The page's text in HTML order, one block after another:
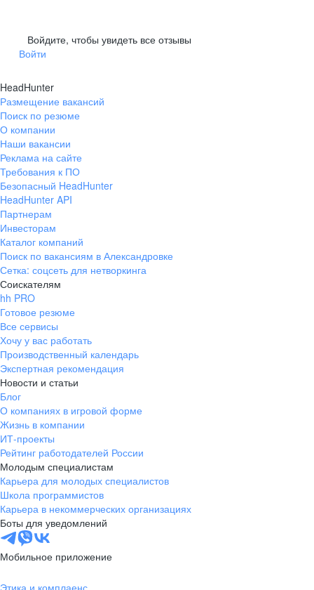
Войдите, чтобы увидеть все отзывы
Войти
HeadHunter
Размещение вакансий
Поиск по резюме
О компании
Наши вакансии
Реклама на сайте
Требования к ПО
Безопасный HeadHunter
HeadHunter API
Партнерам
Инвесторам
Каталог компаний
Поиск по вакансиям в Александровке
Сетка: соцсеть для нетворкинга
Соискателям
hh PRO
Готовое резюме
Все сервисы
Хочу у вас работать
Производственный календарь
Экспертная рекомендация
Новости и статьи
Блог
О компаниях в игровой форме
Жизнь в компании
ИТ-проекты
Рейтинг работодателей России
Молодым специалистам
Карьера для молодых специалистов
Школа программистов
Карьера в некоммерческих организациях
Боты для уведомлений
Мобильное приложение